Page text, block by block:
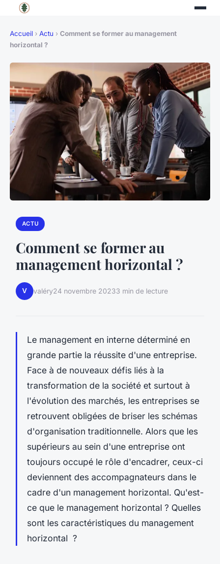
Accueil › Actu › Comment se former au management
horizontal ?
ACTU
Comment se former au
management horizontal ?
V valéry24 novembre 20233 min de lecture
Le management en interne déterminé en
grande partie la réussite d'une entreprise.
Face à de nouveaux défis liés à la
transformation de la société et surtout à
l'évolution des marchés, les entreprises se
retrouvent obligées de briser les schémas
d'organisation traditionnelle. Alors que les
supérieurs au sein d'une entreprise ont
toujours occupé le rôle d'encadrer, ceux-ci
deviennent des accompagnateurs dans le
cadre d'un management horizontal. Qu'est-
ce que le management horizontal ? Quelles
sont les caractéristiques du management
horizontal ?